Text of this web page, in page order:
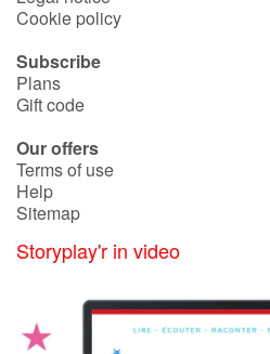
Documentaries
With the family
Daily life and hobbies
At school
Festivals and events
Love and friendship
Cookie policy
Subscribe
Plans
Gift code
Our offers
Terms of use
Help
Sitemap
Storyplay'r in video